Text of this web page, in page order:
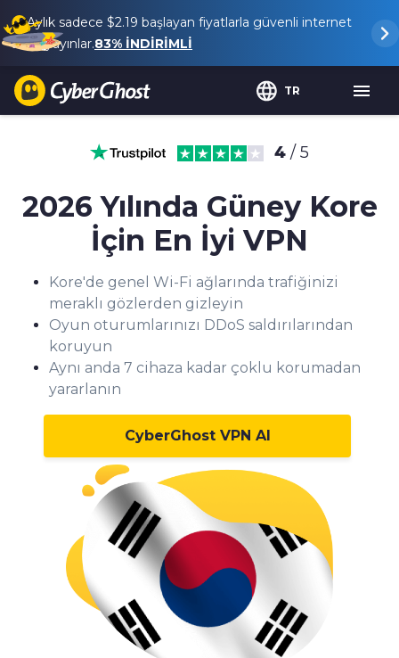
Aylık sadece $2.19 başlayan fiyatlarla güvenli internet
ve yayınlar.83% İNDİRİMLİ
TR
4 / 5
2026 Yılında Güney Kore
İçin En İyi VPN
Kore'de genel Wi-Fi ağlarında trafiğinizi
meraklı gözlerden gizleyin
Oyun oturumlarınızı DDoS saldırılarından
koruyun
Aynı anda 7 cihaza kadar çoklu korumadan
yararlanın
CyberGhost VPN Al